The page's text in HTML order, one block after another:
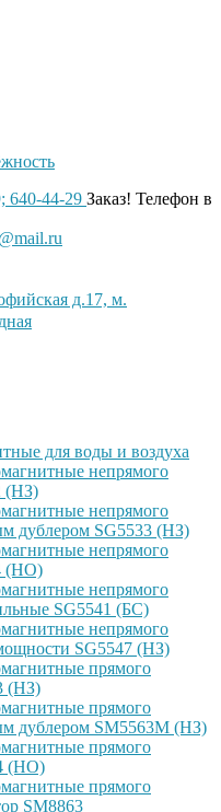
640-44-29 Заказ! Телефон в
д.17, м.
для воды и воздуха
непрямого
(НЗ)
непрямого
дублером SG5533 (НЗ)
непрямого
(НО)
непрямого
SG5541 (БС)
непрямого
SG5547 (НЗ)
прямого
(НЗ)
прямого
дублером SM5563M (НЗ)
прямого
(НО)
прямого
SM8863